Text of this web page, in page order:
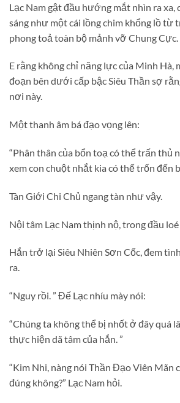
Lạc Nam gật đầu hướng mắt nhìn ra xa,
sáng như một cái lồng chim khổng lồ từ
phong toả toàn bộ mảnh vỡ Chung Cực.
E rằng không chỉ năng lực của Minh Hà,
đoạn bên dưới cấp bậc Siêu Thần sợ
nơi này.
Một thanh âm bá đạo vọng lên:
“Phân thân của bổn toạ có thể trấn thủ
xem con chuột nhắt kia có thể trốn đến
Tàn Giới Chi Chủ ngang tàn như vậy.
Nội tâm Lạc Nam thịnh nộ, trong đầu loé
Hắn trở lại Siêu Nhiên Sơn Cốc, đem
ra.
“Nguy rồi. ” Đế Lạc nhíu mày nói:
“Chúng ta không thể bị nhốt ở đây quá
thực hiện dã tâm của hắn. ”
“Kim Nhi, nàng nói Thần Đạo Viên Mãn
đúng không?” Lạc Nam hỏi.